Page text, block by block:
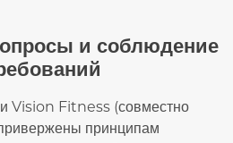
и соблюдение
Vision Fitness (совместно
принципам